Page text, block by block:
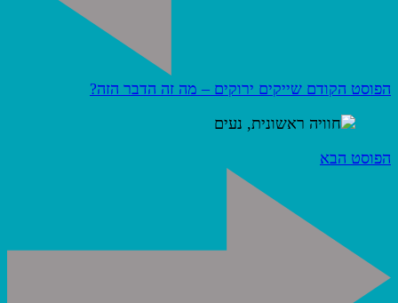
הפוסט הקודם שייקים ירוקים – מה זה הדבר הזה?
הפוסט הבא